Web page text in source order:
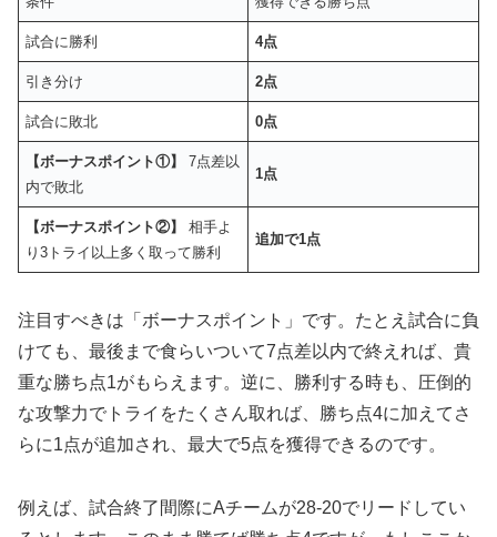
試合に勝利 4点
引き分け 2点
試合に敗北 0点
【ボーナスポイント①】
7点差以
内で敗北
1点
【ボーナスポイント②】
相手よ
り3トライ以上多く取って勝利
追加で1点
注目すべきは「ボーナスポイント」です。たとえ試合に負
けても、最後まで食らいついて7点差以内で終えれば、貴
重な勝ち点1がもらえます。逆に、勝利する時も、圧倒的
な攻撃力でトライをたくさん取れば、勝ち点4に加えてさ
らに1点が追加され、最大で5点を獲得できるのです。
例えば、試合終了間際にAチームが28-20でリードしてい